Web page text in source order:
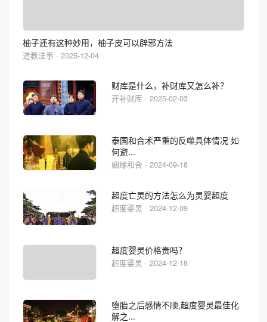
柚子还有这种妙用，柚子皮可以辟邪方法
道教法事 · 2025-12-04
财库是什么，补财库又怎么补？
开补财库 · 2025-02-03
泰国和合术严重的反噬具体情况 如
何避...
姻缘和合 · 2024-09-18
超度亡灵的方法怎么为灵婴超度
超度婴灵 · 2024-12-09
超度婴灵价格贵吗？
超度婴灵 · 2024-12-18
堕胎之后感情不顺,超度婴灵最佳化
解之...